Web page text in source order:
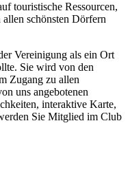
touristische Ressourcen,
schönsten Dörfern
Vereinigung als ein Ort
Sie wird von den
Zugang zu allen
uns angebotenen
interaktive Karte,
Sie Mitglied im Club